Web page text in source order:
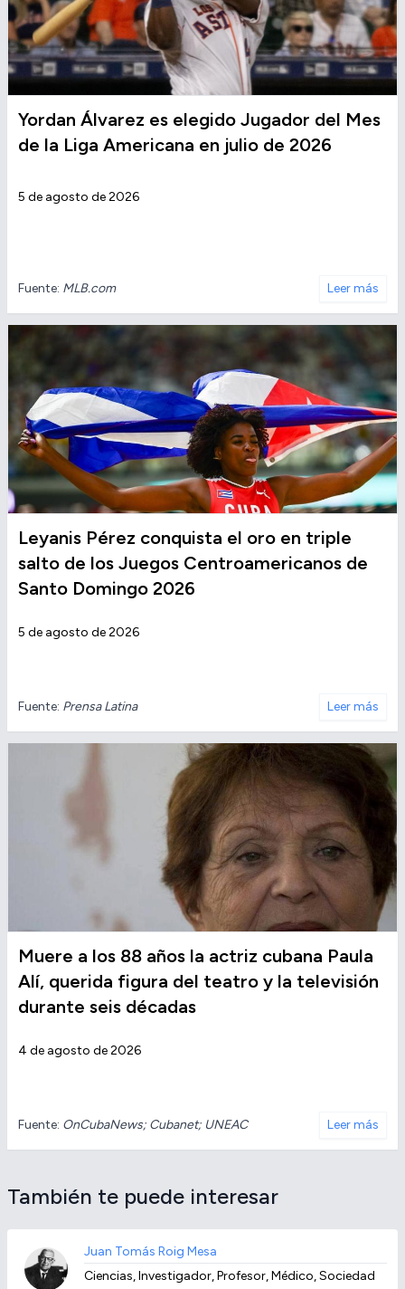
Yordan Álvarez es elegido Jugador del Mes
de la Liga Americana en julio de 2026
5 de agosto de 2026
Fuente: MLB.com Leer más
Leyanis Pérez conquista el oro en triple
salto de los Juegos Centroamericanos de
Santo Domingo 2026
5 de agosto de 2026
Fuente: Prensa Latina Leer más
Muere a los 88 años la actriz cubana Paula
Alí, querida figura del teatro y la televisión
durante seis décadas
4 de agosto de 2026
Fuente: OnCubaNews; Cubanet; UNEAC Leer más
También te puede interesar
Juan Tomás Roig Mesa
Ciencias, Investigador, Profesor, Médico, Sociedad